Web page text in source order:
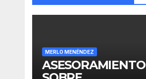
MERLO MENÉNDEZ
ASESORAMIENTO